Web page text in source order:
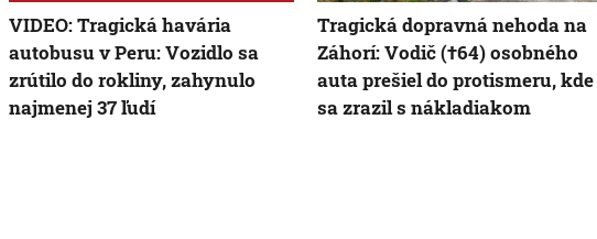
VIDEO: Tragická havária
autobusu v Peru: Vozidlo sa
zrútilo do rokliny, zahynulo
najmenej 37 ľudí
Tragická dopravná nehoda na
Záhorí: Vodič (†64) osobného
auta prešiel do protismeru, kde
sa zrazil s nákladiakom